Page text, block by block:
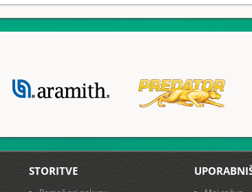
STORITVE